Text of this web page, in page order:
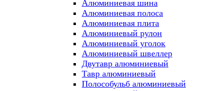
Алюминиевая шина
Алюминиевая полоса
Алюминиевая плита
Алюминиевый рулон
Алюминиевый уголок
Алюминиевый швеллер
Двутавр алюминиевый
Тавр алюминиевый
Полособульб алюминиевый